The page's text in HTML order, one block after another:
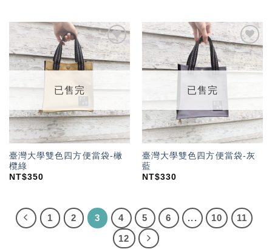
加入
「願
望輕
已售完
臺灣大學雙色四方便當袋-橄
欖綠
NT$350
加入
「願
望輕
已售完
臺灣大學雙色四方便當袋-灰
藍
NT$330
1 2 3 4 5 6 ... 10
11
12